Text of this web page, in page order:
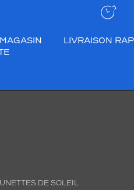
LIVRAISON
DE SOLEIL